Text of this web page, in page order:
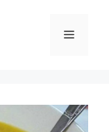
Meniu